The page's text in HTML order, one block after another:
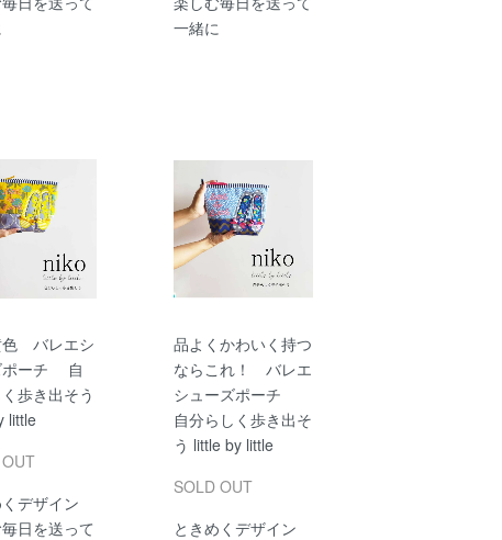
一緒に
色 バレエシ
ポーチ 自
歩き出そう
little
くデザイン
日を送って
品よくかわいく持つ
ならこれ！ バレエ
シューズポーチ
自分らしく歩き出そ
う little by little
SOLD OUT
ときめくデザイン